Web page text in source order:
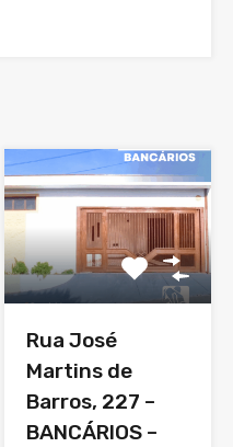
Rua José
Martins de
Barros, 227 –
BANCÁRIOS –